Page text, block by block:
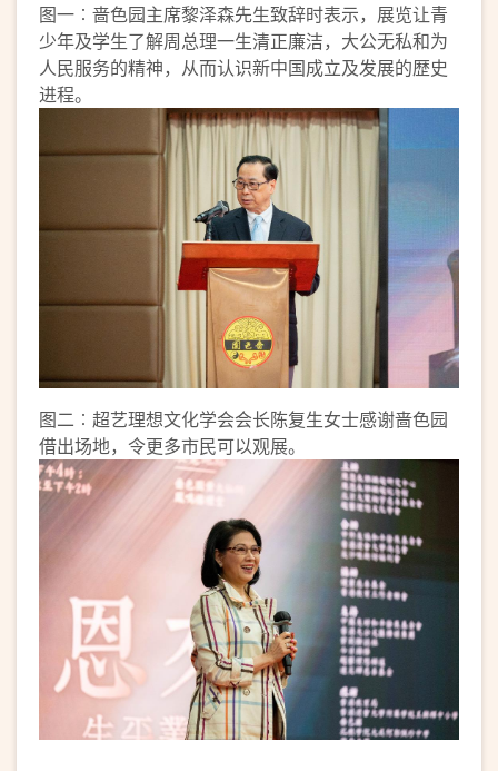
图一︰啬色园主席黎泽森先生致辞时表示，展览让青
少年及学生了解周总理一生清正廉洁，大公无私和为
人民服务的精神，从而认识新中国成立及发展的歴史
进程。
图二︰超艺理想文化学会会长陈复生女士感谢啬色园
借出场地，令更多市民可以观展。